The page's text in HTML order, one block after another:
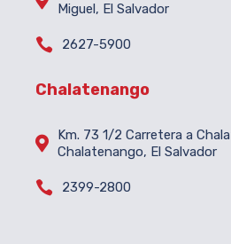
Miguel, El Salvador
 2627-5900
Chalatenango

Km. 73 1/2 Carretera a
Chalatenango, El Salvador
 2399-2800